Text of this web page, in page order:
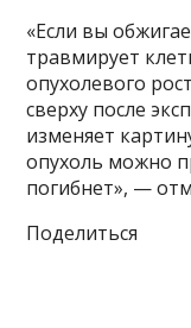
«Если вы
травмирует
опухолевого
сверху после
изменяет
опухоль можно
погибнет», —
Поделиться